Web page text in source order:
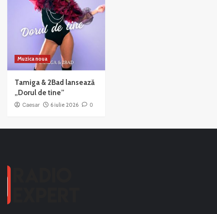
Muzica noua
Tamiga & 2Bad lansează
„Dorul de tine”
Caesar 6 iulie 2026 0